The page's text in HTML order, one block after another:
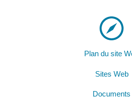
Plan du site
Sites Web
Documents